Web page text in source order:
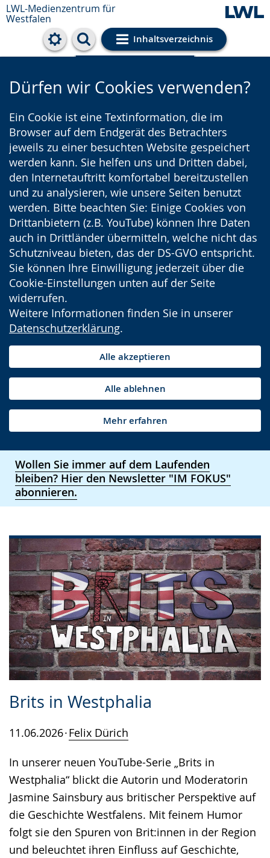
LWL-Medienzentrum für
Westfalen
Inhaltsverzeichnis
Cookie-Einstellungen
Dürfen wir Cookies verwenden?
Ein Cookie ist eine Textinformation, die im
Browser auf dem Endgerät des Betrachters
jeweils zu einer besuchten Website gespeichert
werden kann. Sie helfen uns und Dritten dabei,
den Internetauftritt komfortabel bereitzustellen
und zu analysieren, wie unsere Seiten benutzt
werden. Bitte beachten Sie: Einige Cookies von
Drittanbietern (z.B. YouTube) können Ihre Daten
auch in Drittländer übermitteln, welche nicht das
Schutzniveau bieten, das der DS-GVO entspricht.
Sie können Ihre Einwilligung jederzeit über die
Cookie-Einstellungen unten auf der Seite
widerrufen.
Weitere Informationen finden Sie in unserer
Datenschutzerklärung.
Alle akzeptieren
Alle ablehnen
Mehr erfahren
Wollen Sie immer auf dem Laufenden
bleiben? Hier den Newsletter "IM FOKUS"
abonnieren.
Brits in Westphalia
11.06.2026 Felix Dürich
In unserer neuen YouTube-Serie „Brits in
Westphalia“ blickt die Autorin und Moderatorin
Jasmine Sainsbury aus britischer Perspektive auf
die Geschichte Westfalens. Mit feinem Humor
folgt sie den Spuren von Brit:innen in der Region
und beleuchtet ihren Einfluss auf Geschichte,